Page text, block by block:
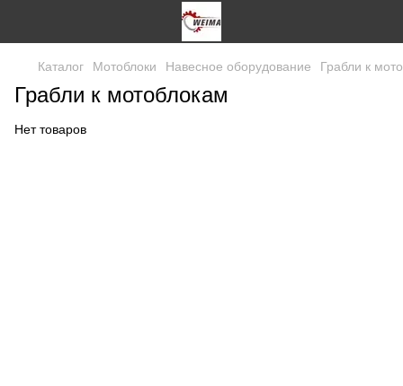
Каталог Мотоблоки Навесное оборудование Грабли к
Грабли к мотоблокам
Нет товаров